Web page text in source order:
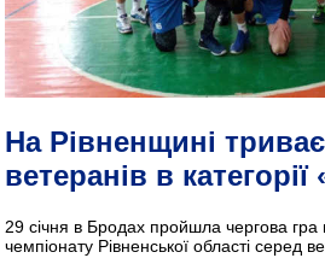
На Рівненщині
ветеранів в категорії
29 січня в Бродах пройшла чергова гра
чемпіонату Рівненської області серед